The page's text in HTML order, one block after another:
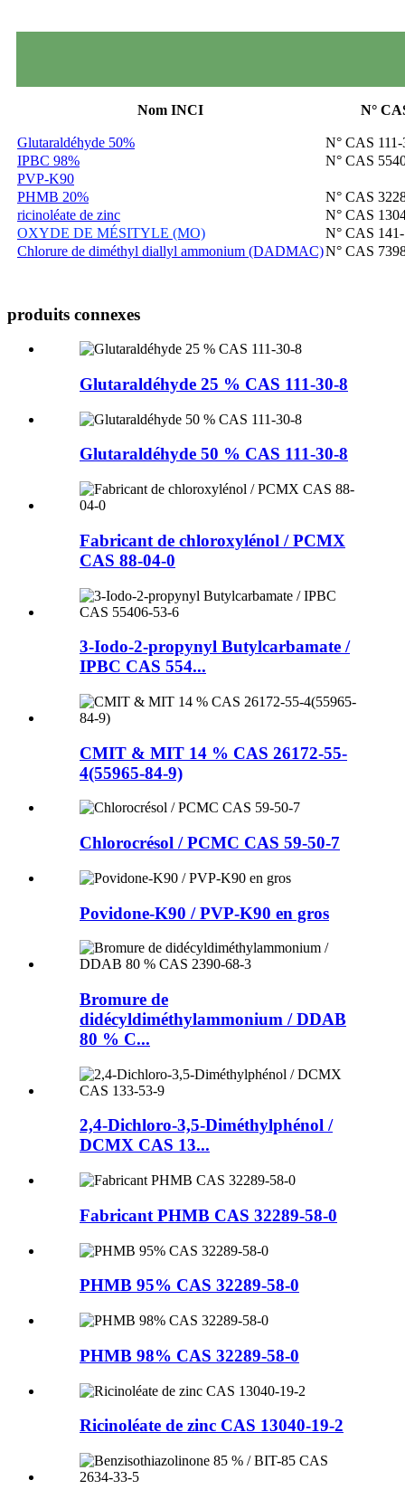
Nom INCI N°
Glutaraldéhyde 50%
N° CAS
IPBC 98%
N° CAS
PVP-K90
PHMB 20%
N° CAS
ricinoléate de zinc
N° CAS
OXYDE DE MÉSITYLE (MO)
N° CAS
Chlorure de diméthyl diallyl ammonium (DADMAC)N° CAS
produits connexes
Glutaraldéhyde 25 % CAS 111-30-8
Glutaraldéhyde 50 % CAS 111-30-8
Fabricant de chloroxylénol / PCMX
CAS 88-04-0
3-Iodo-2-propynyl Butylcarbamate /
IPBC CAS 554...
CMIT & MIT 14 % CAS 26172-55-
4(55965-84-9)
Chlorocrésol / PCMC CAS 59-50-7
Povidone-K90 / PVP-K90 en gros
Bromure de
didécyldiméthylammonium / DDAB
80 % C...
2,4-Dichloro-3,5-Diméthylphénol /
DCMX CAS 13...
Fabricant PHMB CAS 32289-58-0
PHMB 95% CAS 32289-58-0
PHMB 98% CAS 32289-58-0
Ricinoléate de zinc CAS 13040-19-2